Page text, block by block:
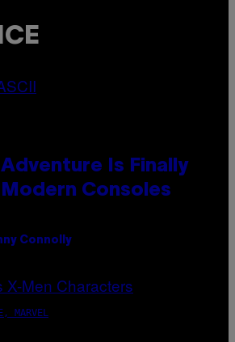
Is Finally
Consoles
Connolly
MARVEL